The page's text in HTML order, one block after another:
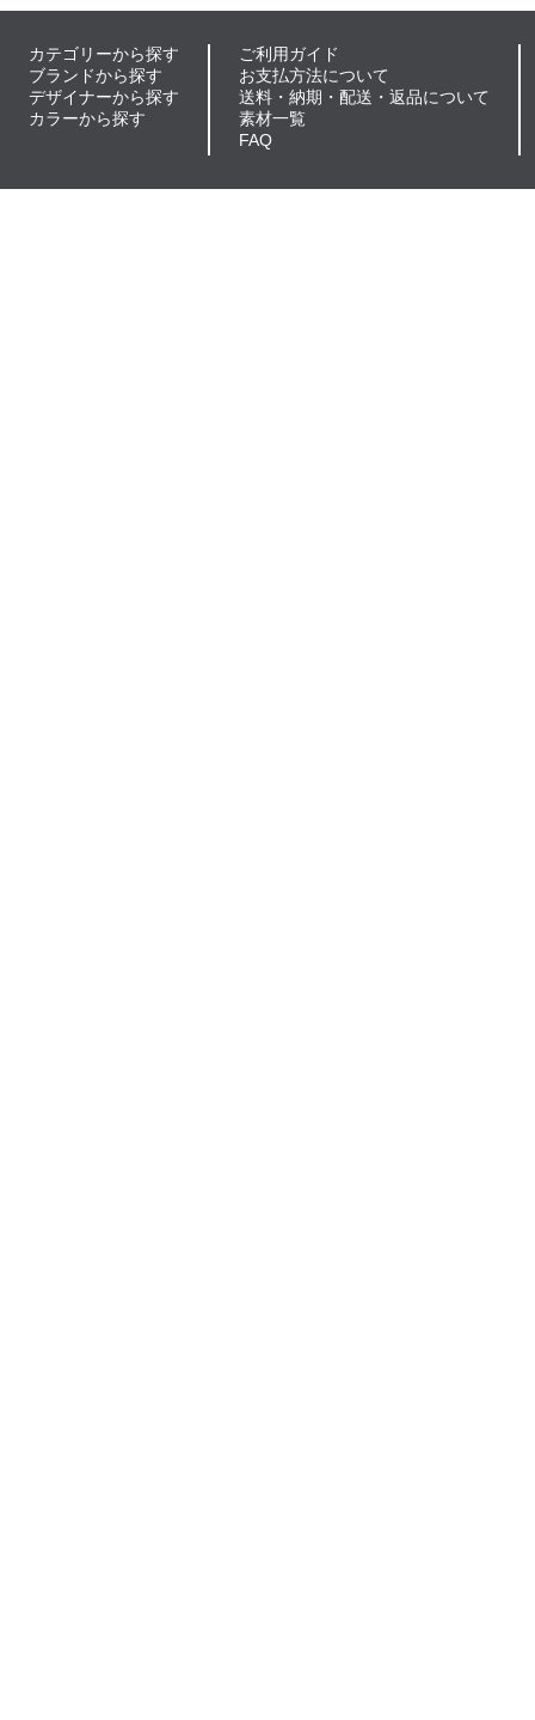
カテゴリーから探す
ブランドから探す
デザイナーから探す
カラーから探す
ご利用ガイド
お支払方法について
送料・納期・配送・返品について
素材一覧
FAQ